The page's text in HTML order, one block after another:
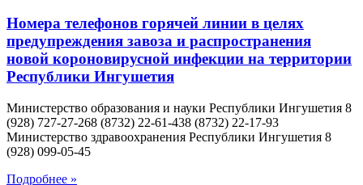
Номера телефонов горячей линии в целях
предупреждения завоза и распространения
новой короновирусной инфекции на территории
Республики Ингушетия
Министерство образования и науки Республики Ингушетия 8
(928) 727-27-268 (8732) 22-61-438 (8732) 22-17-93
Министерство здравоохранения Республики Ингушетия 8
(928) 099-05-45
Подробнее »